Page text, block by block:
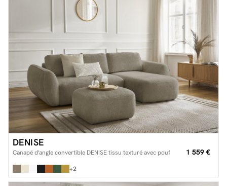
DENISE
Canapé d'angle convertible DENISE tissu texturé avec pouf 1 559 €
+2